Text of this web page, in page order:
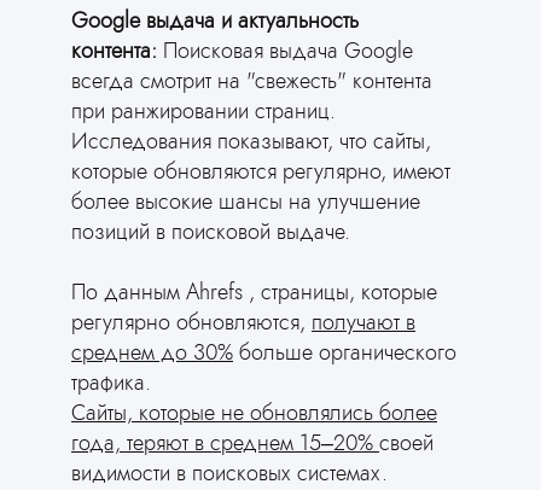
сферы деятельности
Google выдача и актуальность
контента: Поисковая выдача Google
всегда смотрит на "свежесть" контента
при ранжировании страниц.
Исследования показывают, что сайты,
которые обновляются регулярно, имеют
более высокие шансы на улучшение
позиций в поисковой выдаче.
По данным Ahrefs , страницы, которые
регулярно обновляются, получают в
среднем до 30%больше органического
трафика.
Сайты, которые не обновлялись более
года, теряют в среднем 15–20%своей
видимости в поисковых системах.